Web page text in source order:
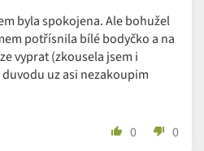
obalech
si byli v Officina Naturae
obalových materiálů. Ve
z recyklovaných plastů,
ekonomická balení. Zároveň ale
řešení a na jedno
byla spokojena. Ale bohužel
potřísnila bílé bodyčko a na
vyprat (zkousela jsem i
uz asi nezakoupim
0 0